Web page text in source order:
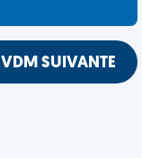
VDM SUIVANTE